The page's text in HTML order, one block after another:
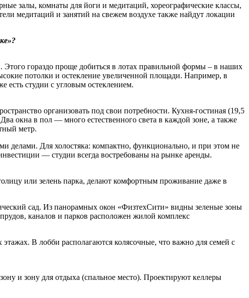
залы, комнаты для йоги и медитаций, хореографические классы,
медитаций и занятий на свежем воздухе также найдут локации
гораздо проще добиться в лотах правильной формы – в наших
потолки и остекление увеличенной площади. Например, в
есть студии с угловым остеклением.
организовать под свои потребности. Кухня-гостиная (19,5
окна в пол — много естественного света в каждой зоне, а также
метр.
делами. Для холостяка: компактно, функционально, и при этом не
— студии всегда востребованы на рынке аренды.
или зелень парка, делают комфортным проживание даже в
сад. Из панорамных окон «ФизтехСити» видны зеленые зоны
каналов и парков расположен жилой комплекс
В лобби располагаются колясочные, что важно для семей с
и зону для отдыха (спальное место). Проектируют келлеры